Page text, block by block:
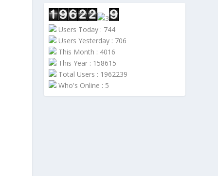
Users Today : 744
Users Yesterday : 706
This Month : 4016
This Year : 158615
Total Users : 1962239
Who's Online : 5